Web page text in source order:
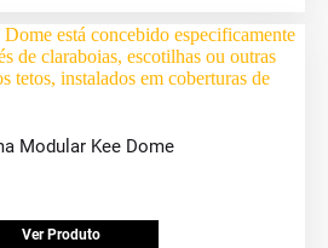
Modular Kee Dome
Ver Produto